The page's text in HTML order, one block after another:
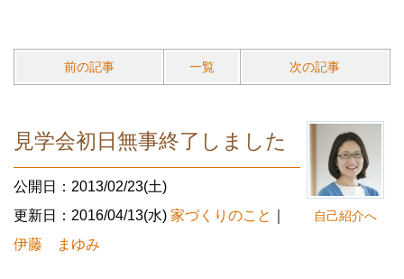
前の記事 一覧 次の記事
自己紹介へ
見学会初日無事終了しました
公開日：2013/02/23(土)
更新日：2016/04/13(水) 家づくりのこと
伊藤 まゆみ